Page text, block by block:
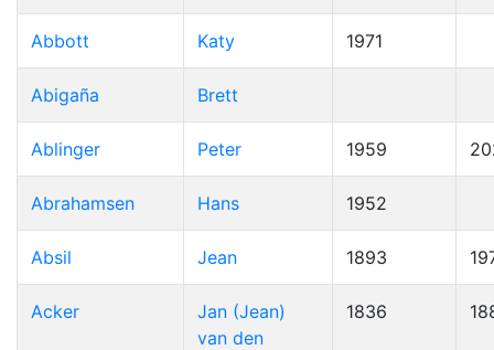
Abbott Katy 1971
Abigaña Brett
Ablinger Peter 1959
Abrahamsen Hans 1952
Absil Jean 1893
Acker
Jan (Jean)
van den
1836